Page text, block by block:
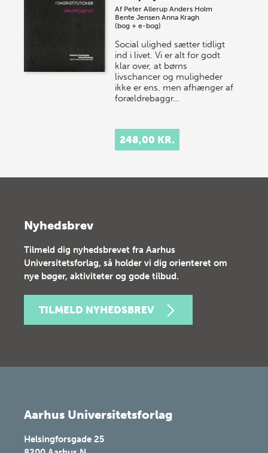
Af Peter Allerup Anders Holm
Bente Jensen Anna Kragh
(bog + e-bog)
Social ulighed sætter tidligt
ind i livet. Vi er alt for godt
klar over, at børns
livschancer og muligheder
ikke er ens, men afhænger af
forældrebaggr…
248,00 KR.
Nyhedsbrev
Tilmeld dig nyhedsbrevet fra Aarhus
Universitetsforlag, så holder vi dig orienteret om
nye bøger, aktiviteter og gode tilbud.
TILMELD NYHEDSBREV
Aarhus Universitetsforlag
Helsingforsgade 25